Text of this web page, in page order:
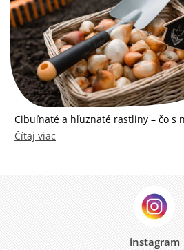
Cibuľnaté a hľuznaté rastliny – čo s
Čítaj viac
instagram